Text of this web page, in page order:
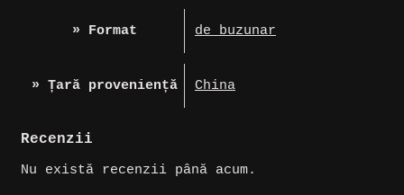
» Format de buzunar
» Țară proveniență China
Recenzii
Nu există recenzii până acum.